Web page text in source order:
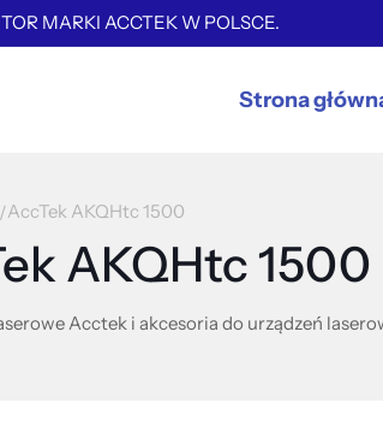
MARKI ACCTEK W POLSCE.
Strona
/AccTek AKQHtc 1500
AKQHtc 1500
Acctek i akcesoria do urządzeń